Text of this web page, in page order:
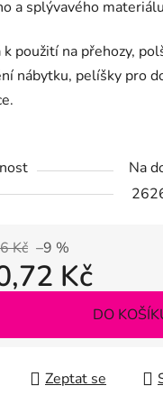
a splývavého
k použití na přehozy,
nábytku, pelíšky pro
Na
Kč –9 %
Kč
DO
Zeptat se